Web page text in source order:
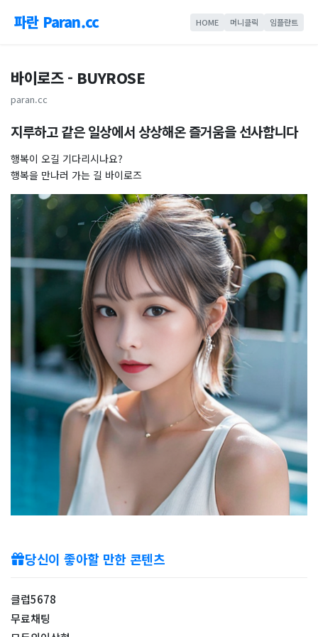
파란 Paran.cc HOME 머니클릭 임플란트
바이로즈 - BUYROSE
paran.cc
지루하고 같은 일상에서 상상해온 즐거움을 선사합니다
행복이 오길 기다리시나요?
행복을 만나러 가는 길 바이로즈
당신이 좋아할 만한 콘텐츠
클럽5678
무료채팅